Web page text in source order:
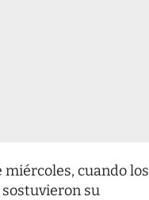
cuando los
sostuvieron su